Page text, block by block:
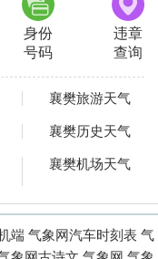
身份
号码
违章
查询
襄樊旅游天气
襄樊历史天气
襄樊机场天气
端 气象网汽车时刻表 气